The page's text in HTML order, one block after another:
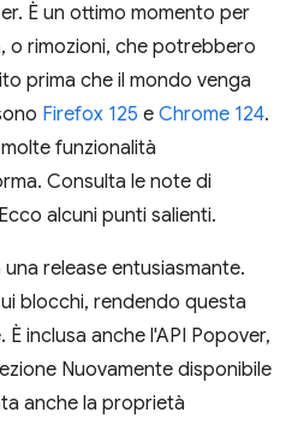
È un ottimo momento per
o rimozioni, che potrebbero
prima che il mondo venga
Firefox 125 e Chrome 124.
funzionalità
Consulta le note di
alcuni punti salienti.
release entusiasmante.
blocchi, rendendo questa
inclusa anche l'API Popover,
Nuovamente disponibile
anche la proprietà